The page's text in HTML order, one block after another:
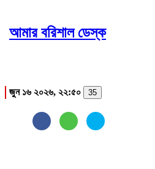
আমার বরিশাল ডেস্ক
জুন ১৬ ২০২৬, ২২:৫০ 35